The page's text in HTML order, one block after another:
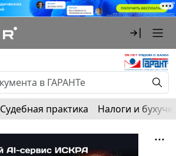
Судебная практика Налоги и